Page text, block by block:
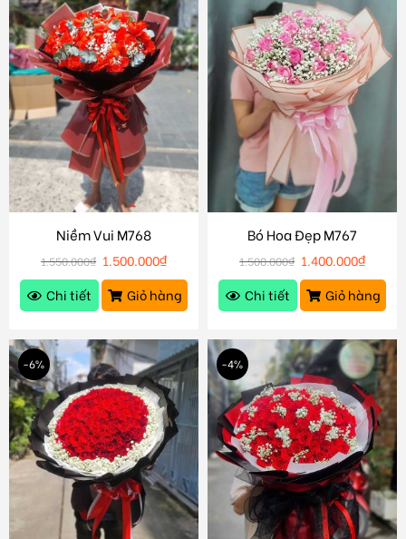
Niềm Vui M768
1.550.000₫ 1.500.000₫
Chi tiết
Giỏ hàng
Bó Hoa Đẹp M767
1.500.000₫ 1.400.000₫
Chi tiết
Giỏ hàng
-6% -4%